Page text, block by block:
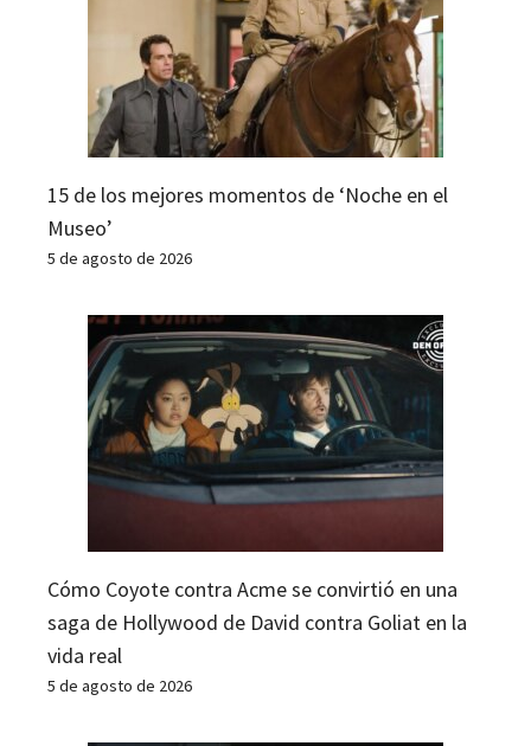
15 de los mejores momentos de ‘Noche en el
Museo’
5 de agosto de 2026
Cómo Coyote contra Acme se convirtió en una
saga de Hollywood de David contra Goliat en la
vida real
5 de agosto de 2026